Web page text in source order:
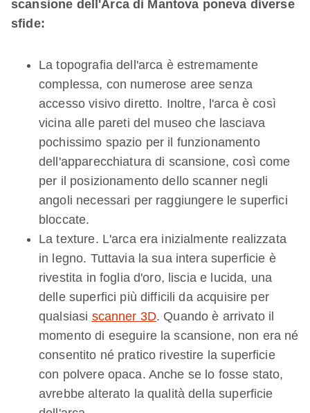
scansione dell'Arca di Mantova poneva diverse
sfide:
La topografia dell'arca è estremamente
complessa, con numerose aree senza
accesso visivo diretto. Inoltre, l'arca è così
vicina alle pareti del museo che lasciava
pochissimo spazio per il funzionamento
dell'apparecchiatura di scansione, così come
per il posizionamento dello scanner negli
angoli necessari per raggiungere le superfici
bloccate.
La texture. L'arca era inizialmente realizzata
in legno. Tuttavia la sua intera superficie è
rivestita in foglia d'oro, liscia e lucida, una
delle superfici più difficili da acquisire per
qualsiasi scanner 3D. Quando è arrivato il
momento di eseguire la scansione, non era né
consentito né pratico rivestire la superficie
con polvere opaca. Anche se lo fosse stato,
avrebbe alterato la qualità della superficie